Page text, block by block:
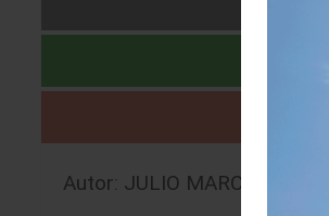
Autor: JULIO MARCELO